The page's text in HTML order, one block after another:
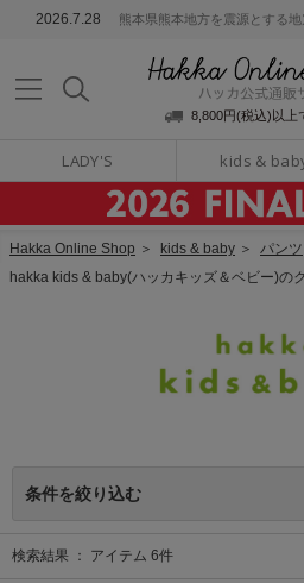
2026.7.28 熊本県熊本地方を震源とする地震の
8,800円(税込)以上
LADY'S kids &
通販サイト
Hakka Online Shop ＞ kids & baby ＞ パンツ
hakka kids & baby(ハッカキッズ＆ベビー)の
条件を絞り込む
検索結果 ： アイテム 6件